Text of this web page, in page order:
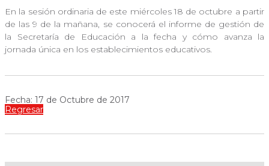
En la sesión ordinaria de este miércoles 18 de octubre a partir
de las 9 de la mañana, se conocerá el informe de gestión de
la Secretaría de Educación a la fecha y cómo avanza la
jornada única en los establecimientos educativos.
Fecha: 17 de Octubre de 2017
Regresar